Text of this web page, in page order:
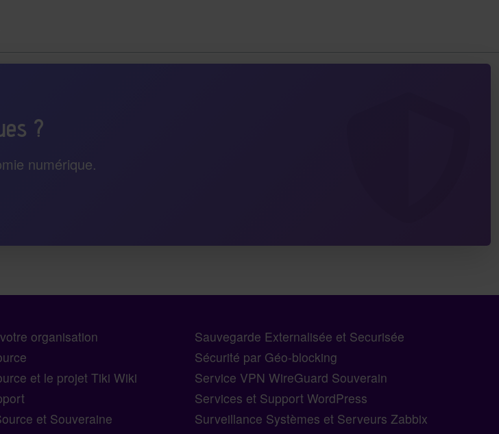
?
numérique.
organisation
et le projet Tiki Wiki
et Souveraine
Sauvegarde Externalisée et Securisée
Sécurité par Géo-blocking
Service VPN WireGuard Souverain
Services et Support WordPress
Surveillance Systèmes et Serveurs Zabbix